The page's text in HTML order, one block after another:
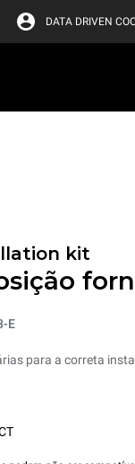
DATA DRIVEN
kit
E
para a correta